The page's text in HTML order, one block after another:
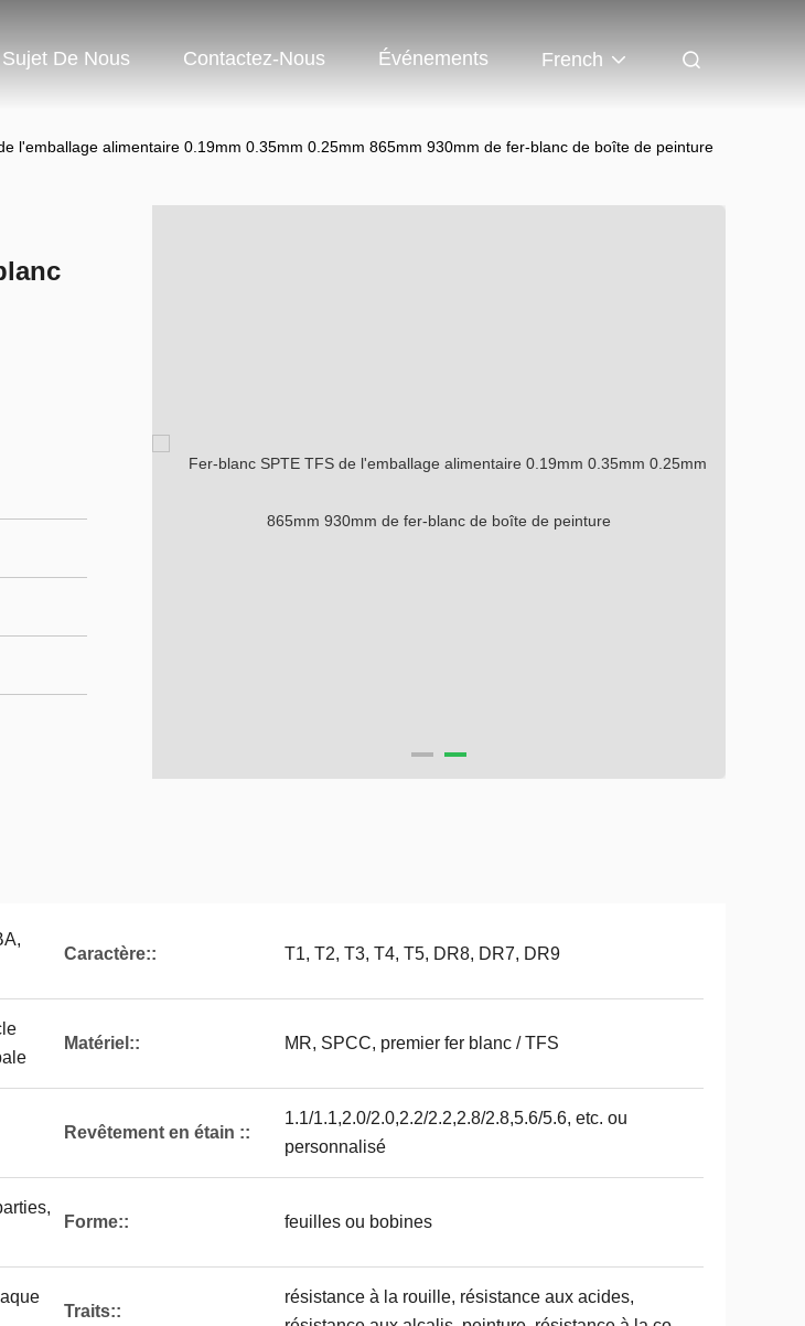
De Nous Contactez-Nous Événements French
l'emballage alimentaire 0.19mm 0.35mm 0.25mm 865mm 930mm de fer-blanc de boîte de peinture
Caractère:: T1, T2, T3, T4, T5, DR8, DR7, DR9
Matériel:: MR, SPCC, premier fer blanc / TFS
Revêtement en étain ::
1.1/1.1,2.0/2.0,2.2/2.2,2.8/2.8,5.6/5.6, etc. ou
personnalisé
Forme:: feuilles ou bobines
Traits::
résistance à la rouille, résistance aux acides,